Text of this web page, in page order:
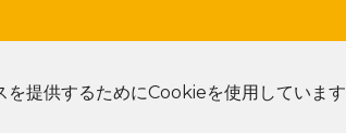
を提供するためにCookieを使用しています